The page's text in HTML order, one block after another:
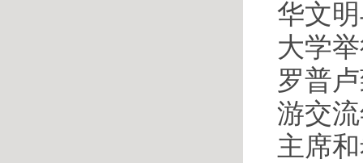
华文
大学
罗普
游交
主席